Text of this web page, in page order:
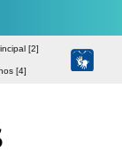
[2]
[4]